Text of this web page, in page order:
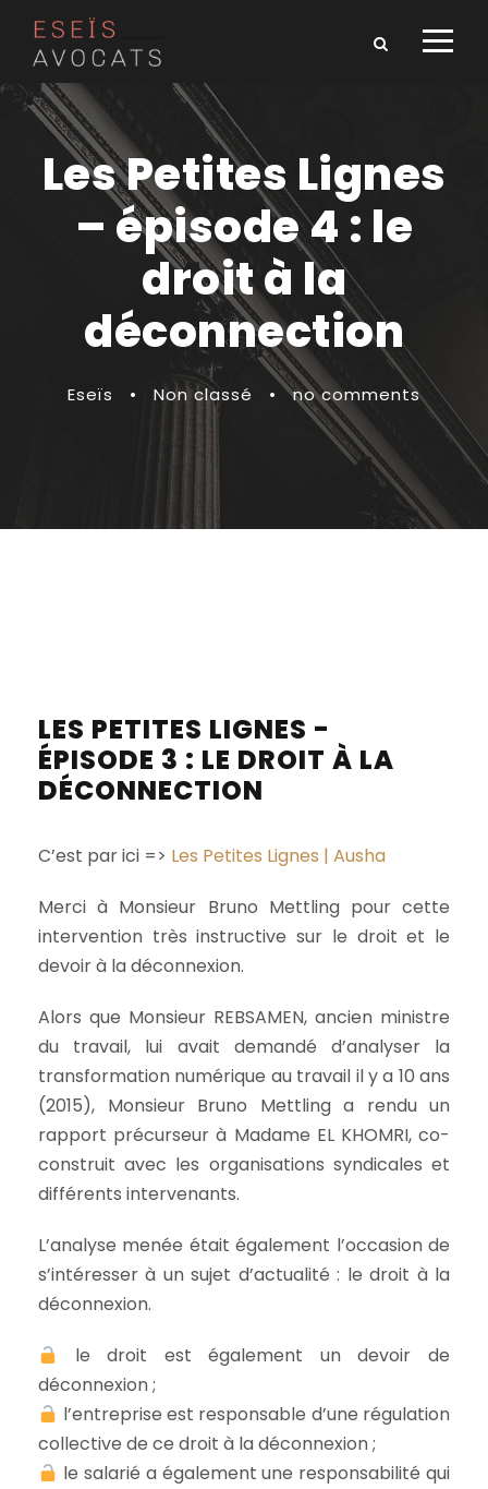
Les Petites Lignes
– épisode 4 : le
droit à la
déconnection
Eseïs • Non classé • no comments
LES PETITES LIGNES -
ÉPISODE 3 : LE DROIT À LA
DÉCONNECTION
C’est par ici => Les Petites Lignes | Ausha
Merci à Monsieur Bruno Mettling pour cette
intervention très instructive sur le droit et le
devoir à la déconnexion.
Alors que Monsieur REBSAMEN, ancien ministre
du travail, lui avait demandé d’analyser la
transformation numérique au travail il y a 10 ans
(2015), Monsieur Bruno Mettling a rendu un
rapport précurseur à Madame EL KHOMRI, co-
construit avec les organisations syndicales et
différents intervenants.
L’analyse menée était également l’occasion de
s’intéresser à un sujet d’actualité : le droit à la
déconnexion.
le droit est également un devoir de
déconnexion ;
l’entreprise est responsable d’une régulation
collective de ce droit à la déconnexion ;
le salarié a également une responsabilité qui